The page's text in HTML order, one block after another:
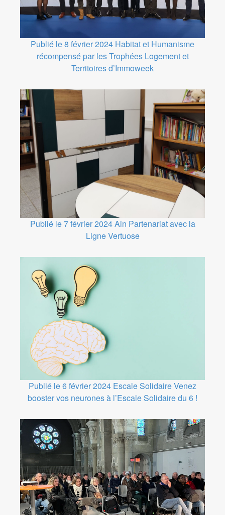
Publié le 8 février 2024 Habitat et Humanisme
récompensé par les Trophées Logement et
Territoires d’Immoweek
Publié le 7 février 2024Ain Partenariat avec la
Ligne Vertuose
Publié le 6 février 2024 Escale SolidaireVenez
booster vos neurones à l’Escale Solidaire du 6 !